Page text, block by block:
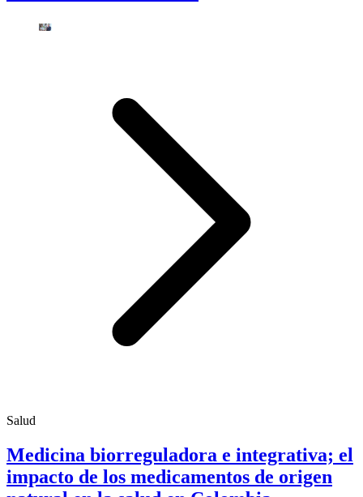
Salud
Medicina biorreguladora e integrativa; el
impacto de los medicamentos de origen